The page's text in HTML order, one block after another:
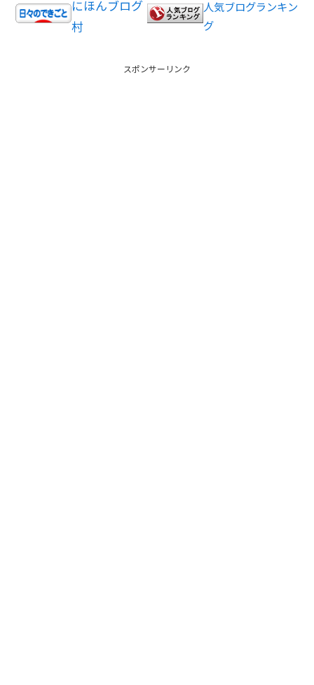
にほんブログ
村
人気ブログランキン
グ
スポンサーリンク